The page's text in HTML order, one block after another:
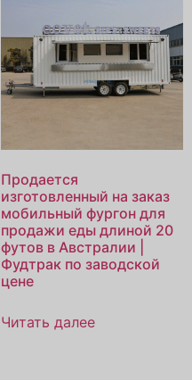
Продается
изготовленный на заказ
мобильный фургон для
продажи еды длиной 20
футов в Австралии |
Фудтрак по заводской
цене
Читать далее